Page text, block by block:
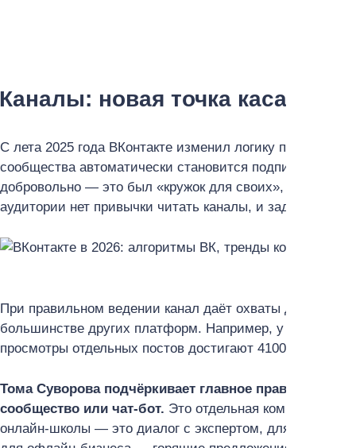
Каналы: новая точка касания с
С лета 2025 года ВКонтакте изменил логику подписки
сообщества автоматически становится подписчиком
добровольно — это был «кружок для своих», где
аудитории нет привычки читать каналы, и задача
При правильном ведении канал даёт охваты до 50%
большинстве других платформ. Например, у школы
просмотры отдельных постов достигают 4100.
Тома Суворова подчёркивает главное правило:
сообщество или чат-бот. Это отдельная
онлайн-школы — это диалог с экспертом, для